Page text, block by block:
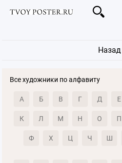
Назад
Все художники по алфавиту
А Б В Г Д Е
К Л М Н О П
Ф Х Ц Ч Ш